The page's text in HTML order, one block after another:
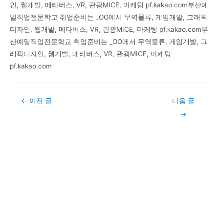
인, 웹개발, 메타버스, VR, 관광MICE, 마케팅 pf.kakao.com부산예
일직업전문학교 취업준비는 _OO에서 무역물류, 게임개발, 그래픽
디자인, 웹개발, 메타버스, VR, 관광MICE, 마케팅 pf.kakao.com부
산예일직업전문학교 취업준비는 _OO에서 무역물류, 게임개발, 그
래픽디자인, 웹개발, 메타버스, VR, 관광MICE, 마케팅
pf.kakao.com
Post← 이전 글
다음 글
→